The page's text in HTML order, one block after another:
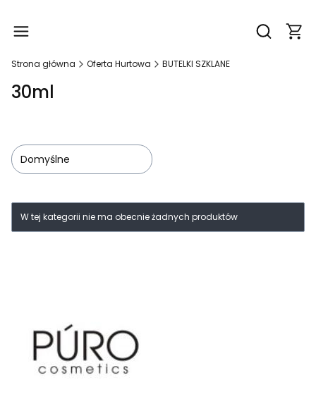
Otwórz
Strona główna Oferta Hurtowa BUTELKI SZKLANE
30ml
Domyślne
Lista produktów
W tej kategorii nie ma obecnie żadnych produktów